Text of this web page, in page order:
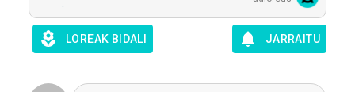
LOREAK BIDALI JARRAITU